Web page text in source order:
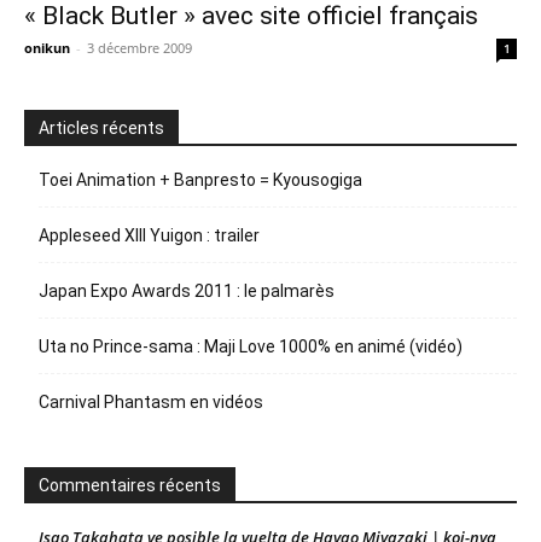
« Black Butler » avec site officiel français
onikun - 3 décembre 2009 1
Articles récents
Toei Animation + Banpresto = Kyousogiga
Appleseed XIII Yuigon : trailer
Japan Expo Awards 2011 : le palmarès
Uta no Prince-sama : Maji Love 1000% en animé (vidéo)
Carnival Phantasm en vidéos
Commentaires récents